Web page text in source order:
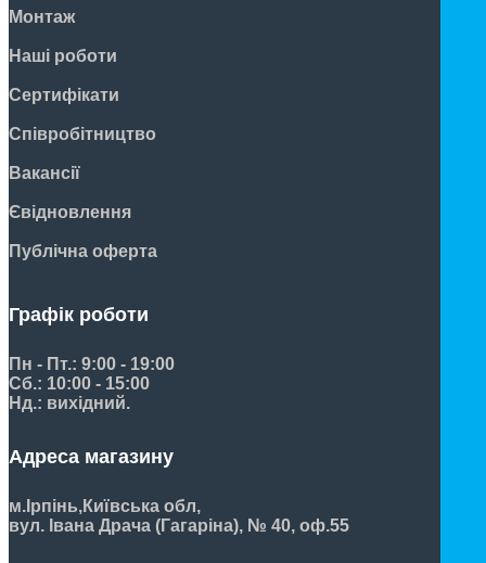
Монтаж
Наші роботи
Сертифікати
Співробітництво
Вакансії
Євідновлення
Публічна оферта
Графік роботи
Пн - Пт.: 9:00 - 19:00
Сб.: 10:00 - 15:00
Нд.: вихідний.
Адреса магазину
м.Ірпінь,Київська обл,
вул. Івана Драча (Гагаріна), № 40, оф.55